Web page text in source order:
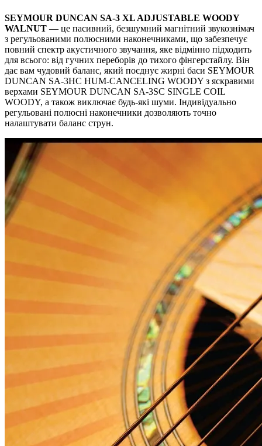
SEYMOUR DUNCAN SA-3 XL ADJUSTABLE WOODY
WALNUT — це пасивний, безшумний магнітний звукознімач
з регульованими полюсними наконечниками, що забезпечує
повний спектр акустичного звучання, яке відмінно підходить
для всього: від гучних переборів до тихого фінгерстайлу. Він
дає вам чудовий баланс, який поєднує жирні баси SEYMOUR
DUNCAN SA-3HC HUM-CANCELING WOODY з яскравими
верхами SEYMOUR DUNCAN SA-3SC SINGLE COIL
WOODY, а також виключає будь-які шуми. Індивідуально
регульовані полюсні наконечники дозволяють точно
налаштувати баланс струн.